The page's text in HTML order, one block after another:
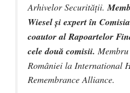
Arhivelor Securității.
Wiesel şi expert în
coautor al Rapoartelor
cele două comisii.
României la International
Remembrance Alliance.